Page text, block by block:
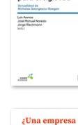
Ciencia
Cooperación y
Diseño
Divulgación